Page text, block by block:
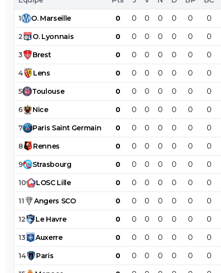
1 O. Marseille 0 0 0 0 0 0 0
2 O. Lyonnais 0 0 0 0 0 0 0
3 Brest 0 0 0 0 0 0 0
4 Lens 0 0 0 0 0 0 0
5 Toulouse 0 0 0 0 0 0 0
6 Nice 0 0 0 0 0 0 0
7 Paris Saint Germain 0 0 0 0 0 0 0
8 Rennes 0 0 0 0 0 0 0
9 Strasbourg 0 0 0 0 0 0 0
10 LOSC Lille 0 0 0 0 0 0 0
11 Angers SCO 0 0 0 0 0 0 0
12 Le Havre 0 0 0 0 0 0 0
13 Auxerre 0 0 0 0 0 0 0
14 Paris 0 0 0 0 0 0 0